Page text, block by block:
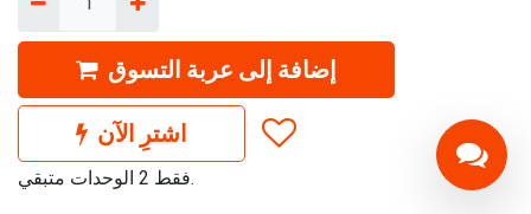
إضافة إلى عربة التسوق
اشترِ الآن
فقط 2 الوحدات متبقي.